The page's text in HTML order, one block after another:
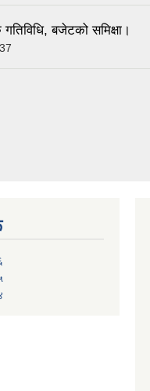
बजेटको समिक्षा।